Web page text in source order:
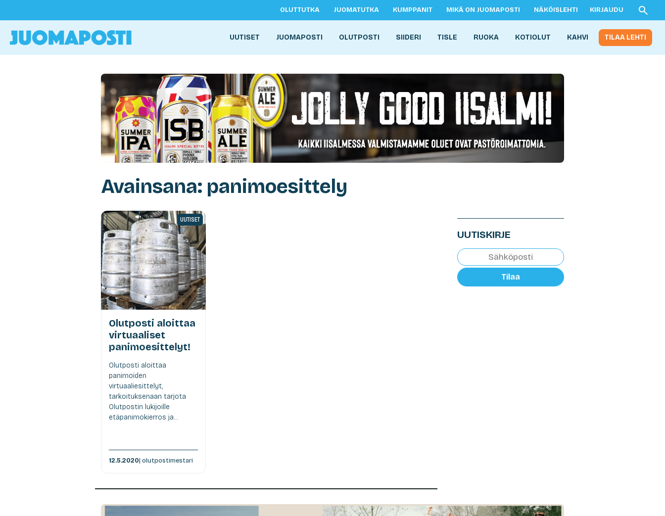
OLUTTUTKA JUOMATUTKA KUMPPANIT MIKÄ ON JUOMAPOSTI NÄKÖISLEHTI KIRJAUDU
UUTISET JUOMAPOSTI OLUTPOSTI SIIDERI TISLE RUOKA KOTIOLUT KAHVI TILAA LEHTI
Avainsana: panimoesittely
UUTISET
Olutposti aloittaa
virtuaaliset
panimoesittelyt!
Olutposti aloittaa
panimoiden
virtuaaliesittelyt,
tarkoituksenaan tarjota
Olutpostin lukijoille
etäpanimokierros ja...
12.5.2020| olutpostimestari
UUTISKIRJE
Tilaa